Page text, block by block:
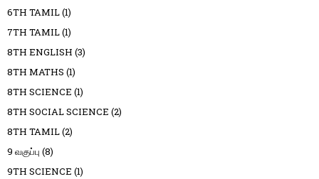
6TH TAMIL(1)
7TH TAMIL(1)
8TH ENGLISH (3)
8TH MATHS (1)
8TH SCIENCE (1)
8TH SOCIAL SCIENCE (2)
8TH TAMIL(2)
9 வகுப்பு (8)
9TH SCIENCE (1)